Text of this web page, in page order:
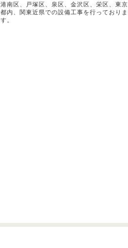
港南区、戸塚区、泉区、金沢区、栄区、東京
都内、関東近県での設備工事を行っておりま
す。